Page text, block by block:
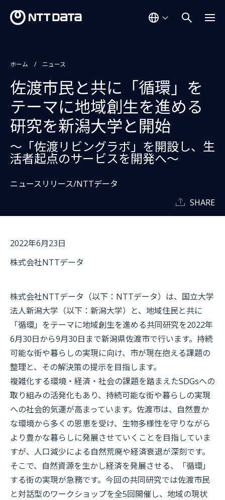
ホーム ニュース
佐渡市民と共に「循環」を
テーマに地域創生を進める
研究を新潟大学と開始
～「佐渡リビングラボ」を開設し、生
活者起点のサービスを開発へ～
ニュースリリース/NTTデータ
SHARE
2022年6月23日
株式会社NTTデータ
株式会社NTTデータ（以下：NTTデータ）は、国立大学
法人新潟大学（以下：新潟大学）と、地域住民と共に
「循環」をテーマに地域創生を進める共同研究を2022年
6月30日から9月30日まで新潟県佐渡市で行います。持続
可能な街や暮らしの実現に向け、市が現在抱える課題の
整理と、その解決策の提示を目指します。
複雑化する環境・経済・社会の課題を踏まえたSDGsへの
取り組みの活発化もあり、持続可能な街や暮らしの実現
への社会的気運が高まっています。佐渡市は、自然豊か
な環境から多くの恩恵を受け、生物多様性を守りながら
より豊かな暮らしに発展させていくことを目指していま
すが、人口減少による自然荒廃や経済衰退が深刻です。
そこで、自然資源を生かし経済を発展させる、「循環」
する街の実現が急務です。今回の共同研究では佐渡市民
と対話型のワークショップを全5回開催し、地域の現状